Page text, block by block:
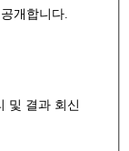
개합니다.
및 결과 회신